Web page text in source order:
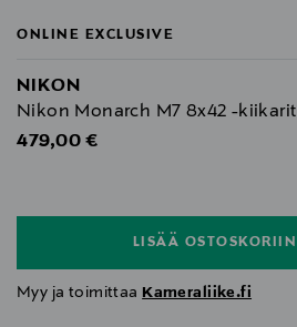
ONLINE EXCLUSIVE
NIKON
Nikon Monarch M7 8x42 -kiikarit
Original Price
479,00 €
LISÄÄ OSTOSKORIIN
Myy ja toimittaa Kameraliike.fi